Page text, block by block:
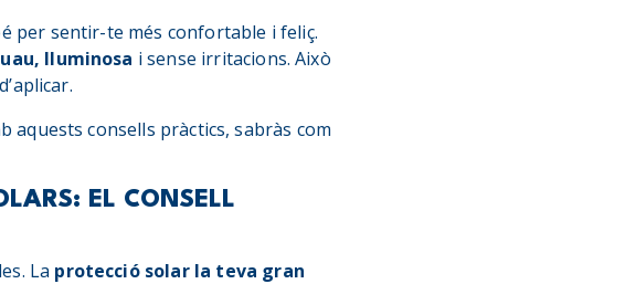
per sentir-te més confortable i feliç.
lluminosa i sense irritacions. Això
aquests consells pràctics, sabràs com
EL CONSELL
La protecció solar la teva gran